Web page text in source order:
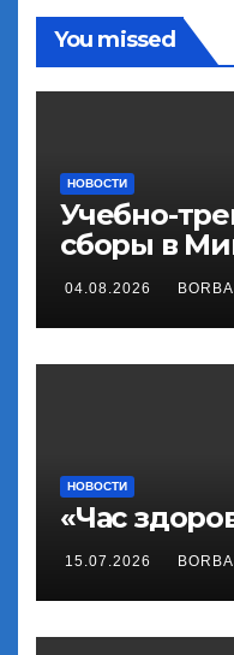
You missed
НОВОСТИ
Учебно-
сборы в
04.08.2026
НОВОСТИ
«Час
15.07.2026